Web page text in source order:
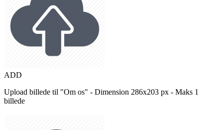
ADD
Upload billede til "Om os" - Dimension 286x203 px - Maks 1
billede